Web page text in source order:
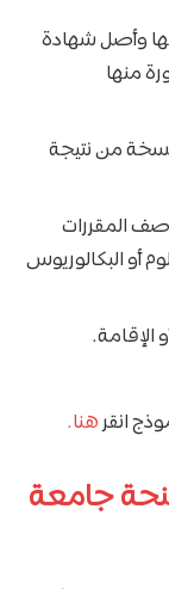
وأصل شهادة
منها
من نتيجة
المقررات
أو البكالوريوس
الإقامة.
انقرهنا.
جامعة